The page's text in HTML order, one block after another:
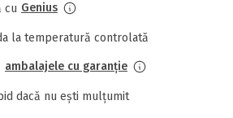
cu Genius
la temperatură controlată
ambalajele cu garanție
dacă nu ești mulțumit